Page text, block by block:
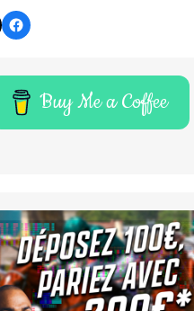
Facebook
Buy Me a Coffee